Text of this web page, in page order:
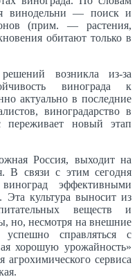
винодельни — поиск и
(прим. — растения,
обитают только в
возникла из-за
винограда к
актуально в последние
виноградарство в
новый этап
Россия, выходит на
В связи с этим сегодня
эффективными
Эта культура выносит из
веществ и
но, несмотря на внешние
справляться с
хорошую урожайность»
сервиса